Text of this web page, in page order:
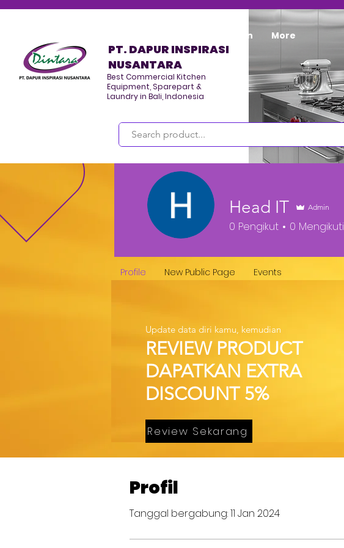
PT. DAPUR INSPIRASI
NUSANTARA
Best Commercial Kitchen
Equipment, Sparepart &
Laundry in Bali, Indonesia
Program/Kegiatan More
Review Sekarang
REVIEW PRODUCT
DAPATKAN EXTRA
DISCOUNT 5%
Update data diri kamu, kemudian
Profil
Tanggal bergabung: 11 Jan 2024
Head IT Admin
0 Pengikut 0 Mengikuti
Profile New Public Page Events